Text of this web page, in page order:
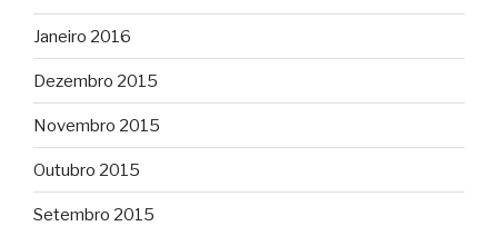
Janeiro 2016
Dezembro 2015
Novembro 2015
Outubro 2015
Setembro 2015